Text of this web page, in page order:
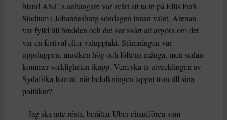
bland ANC:s anhängare var svårt att ta in på Ellis Park
Stadium i Johannesburg söndagen innan valet. Arenan
var fylld till bredden och det var svårt att avgöra om det
var en festival eller valupptakt. Stämningen var
uppsluppen, musiken hög och löftena många, men sedan
kommer verkligheten ikapp. Vem ska ta utvecklingen av
Sydafrika framåt, när befolkningen tappat tron till sina
politiker?
– Jag ska inte rösta, berättar Uber-chauffören som